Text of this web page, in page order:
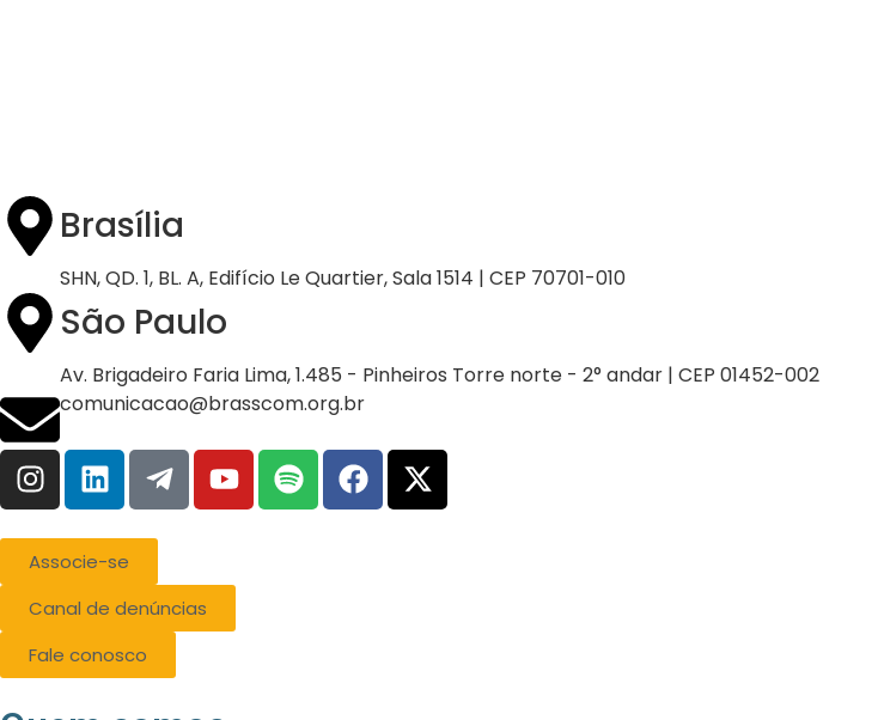
Brasília
SHN, QD. 1, BL. A, Edifício Le Quartier, Sala 1514 | CEP 70701-010
São Paulo
Av. Brigadeiro Faria Lima, 1.485 - Pinheiros Torre norte - 2° andar | CEP 01452-002
comunicacao@brasscom.org.br
Associe-se
Canal de denúncias
Fale conosco